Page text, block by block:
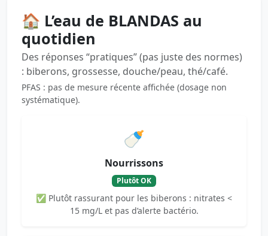
🏠 L’eau de BLANDAS au
quotidien
Des réponses “pratiques” (pas juste des normes)
: biberons, grossesse, douche/peau, thé/café.
PFAS : pas de mesure récente affichée (dosage non
systématique).
🍼
Nourrissons
Plutôt OK
✅ Plutôt rassurant pour les biberons : nitrates <
15 mg/L et pas d’alerte bactério.